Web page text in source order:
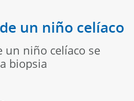
un niño celíaco
un niño celíaco se
biopsia